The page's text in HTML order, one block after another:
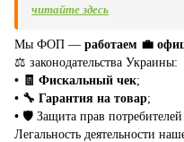
читайте здесь
Мы ФОП — работаем 💼
⚖️ законодательства Украины:
• 🧾 Фискальный чек;
• 🔧 Гарантия на товар;
• 🛡️ Защита прав
Легальность деятельности